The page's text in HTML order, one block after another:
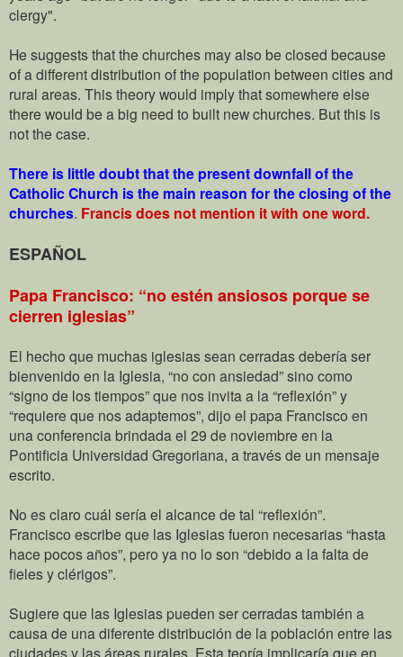
clergy".
He suggests that the churches may also be closed because
of a different distribution of the population between cities and
rural areas. This theory would imply that somewhere else
there would be a big need to built new churches. But this is
not the case.
There is little doubt that the present downfall of the
Catholic Church is the main reason for the closing of the
churches. Francis does not mention it with one word.
ESPAÑOL
Papa Francisco: “no estén ansiosos porque se
cierren iglesias”
El hecho que muchas iglesias sean cerradas debería ser
bienvenido en la Iglesia, “no con ansiedad” sino como
“signo de los tiempos” que nos invita a la “reflexión” y
“requiere que nos adaptemos”, dijo el papa Francisco en
una conferencia brindada el 29 de noviembre en la
Pontificia Universidad Gregoriana, a través de un mensaje
escrito.
No es claro cuál sería el alcance de tal “reflexión”.
Francisco escribe que las Iglesias fueron necesarias “hasta
hace pocos años”, pero ya no lo son “debido a la falta de
fieles y clérigos”.
Sugiere que las Iglesias pueden ser cerradas también a
causa de una diferente distribución de la población entre las
ciudades y las áreas rurales. Esta teoría implicaría que en